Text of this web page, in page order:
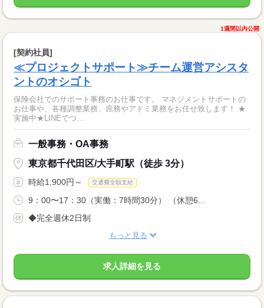
1週間以内公開
[契約社員]
≪プロジェクトサポート≫チーム運営アシスタ
ントのオシゴト
保険会社でのサポート事務のお仕事です。 マネジメントサポートの
お仕事や、各種調整業務、庶務やアドミ業務をお任せ致します！ ★
実施中★LINEでつ...
一般事務・OA事務
東京都千代田区/大手町駅（徒歩 3分）
時給1,900円～ 交通費全額支給
9：00〜17：30（実働：7時間30分） （休憩6...
◆完全週休2日制
もっと見る
求人詳細を見る